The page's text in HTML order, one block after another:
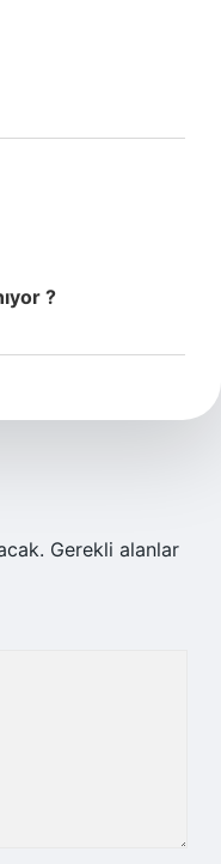
?
Gerekli alanlar